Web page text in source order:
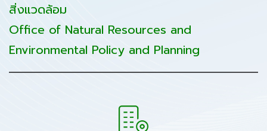
สิ่งแวดล้อม
Office of Natural Resources and
Environmental Policy and Planning